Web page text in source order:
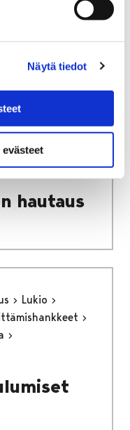
Näytä tiedot
Eläimet
hautaus
Lukio